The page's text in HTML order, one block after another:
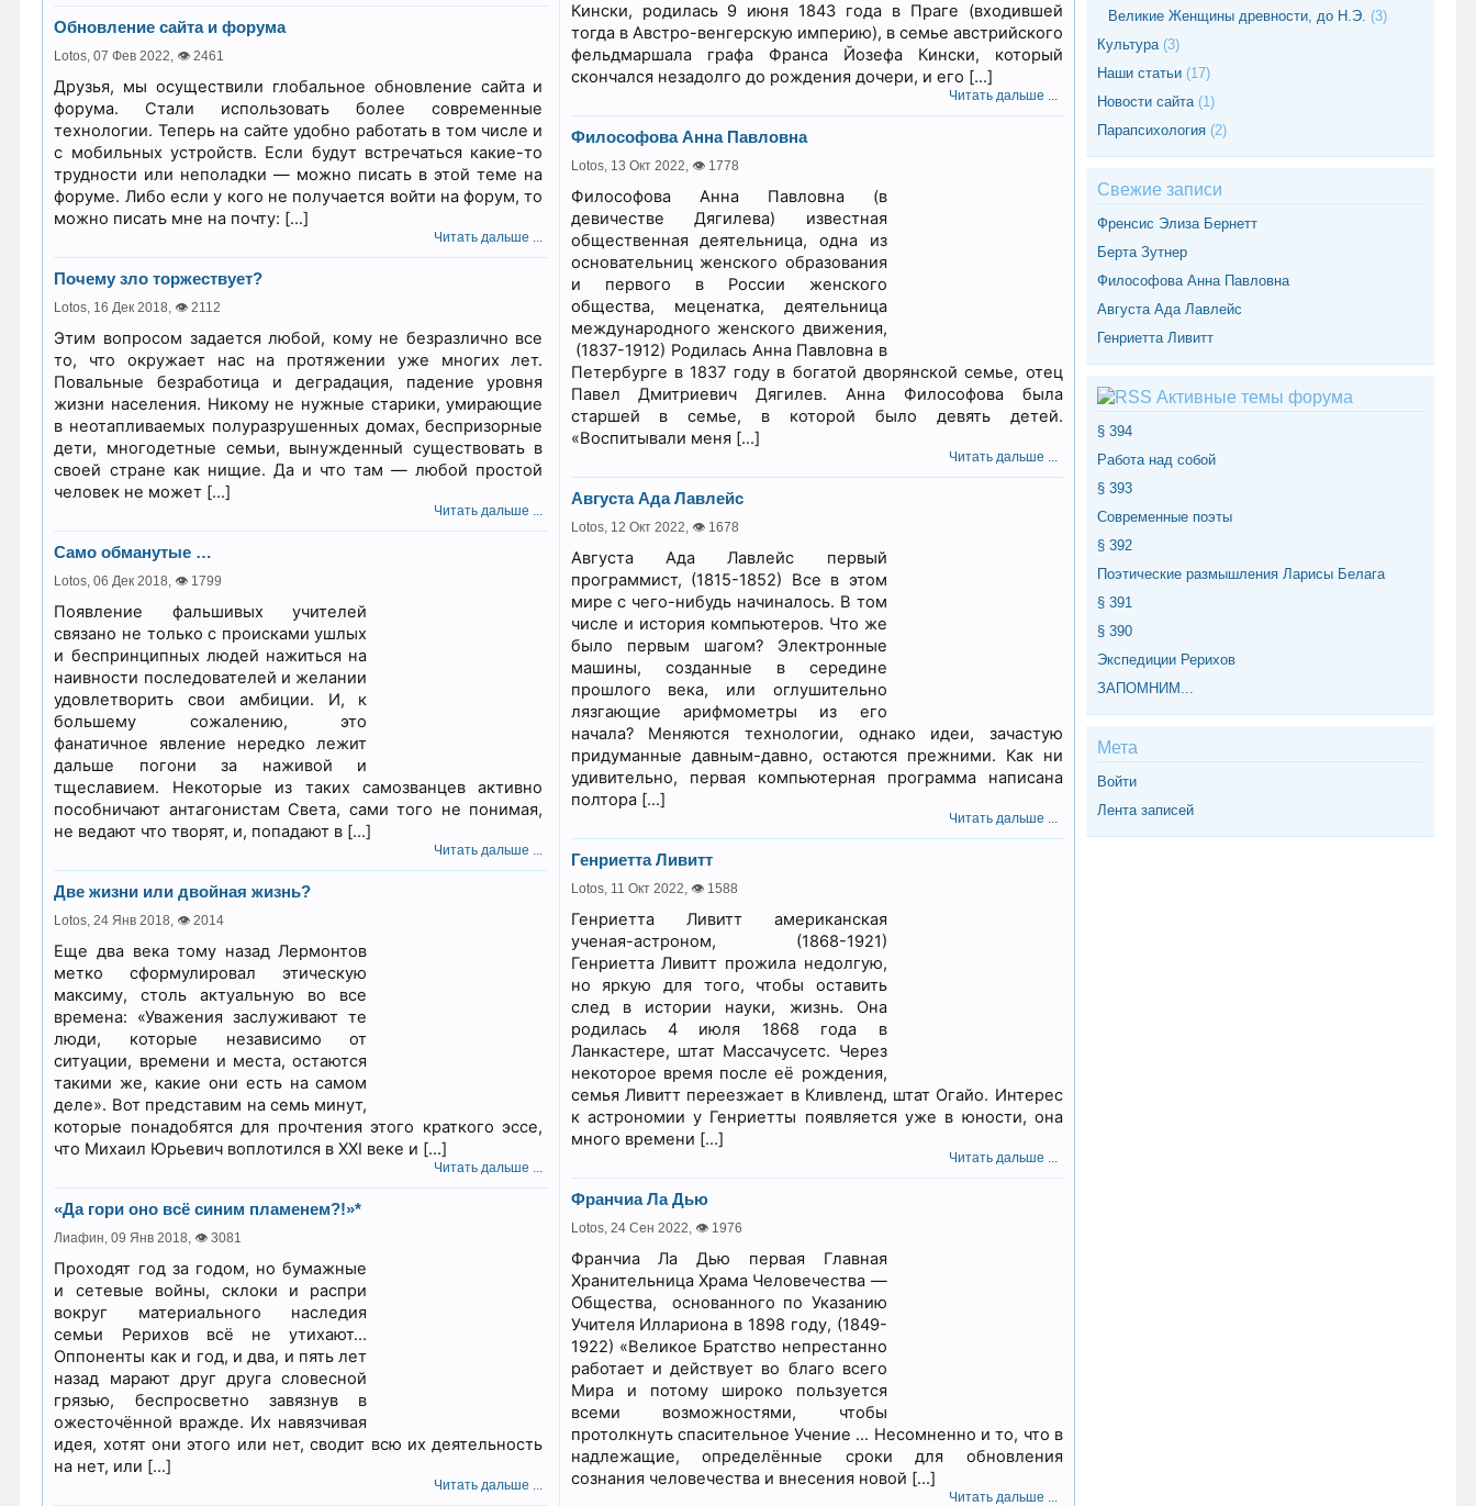
Обновление сайта и форума
Lotos,07 Фев 2022, 👁 2461
Друзья, мы осуществили глобальное обновление сайта и
форума. Стали использовать более современные
технологии. Теперь на сайте удобно работать в том числе и
с мобильных устройств. Если будут встречаться какие-то
трудности или неполадки — можно писать в этой теме на
форуме. Либо если у кого не получается войти на форум, то
можно писать мне на почту: […]
Читать дальше ...
Почему зло торжествует?
Lotos, 16 Дек 2018, 👁 2112
Этим вопросом задается любой, кому не безразлично все
то, что окружает нас на протяжении уже многих лет.
Повальные безработица и деградация, падение уровня
жизни населения. Никому не нужные старики, умирающие
в неотапливаемых полуразрушенных домах, беспризорные
дети, многодетные семьи, вынужденный существовать в
своей стране как нищие. Да и что там — любой простой
человек не может […]
Читать дальше ...
Само обманутые …
Lotos,06 Дек 2018, 👁 1799
Появление фальшивых учителей
связано не только с происками ушлых
и беспринципных людей нажиться на
наивности последователей и желании
удовлетворить свои амбиции. И, к
большему сожалению, это
фанатичное явление нередко лежит
дальше погони за наживой и
тщеславием. Некоторые из таких самозванцев активно
пособничают антагонистам Света, сами того не понимая,
не ведают что творят, и, попадают в […]
Читать дальше ...
Две жизни или двойная жизнь?
Lotos,24 Янв 2018, 👁 2014
Еще два века тому назад Лермонтов
метко сформулировал этическую
максиму, столь актуальную во все
времена: «Уважения заслуживают те
люди, которые независимо от
ситуации, времени и места, остаются
такими же, какие они есть на самом
деле». Вот представим на семь минут,
которые понадобятся для прочтения этого краткого эссе,
что Михаил Юрьевич воплотился в XXI веке и […]
Читать дальше ...
«Да гори оно всё синим пламенем?!»*
Лиафин,09 Янв 2018, 👁 3081
Проходят год за годом, но бумажные
и сетевые войны, склоки и распри
вокруг материального наследия
семьи Рерихов всё не утихают…
Оппоненты как и год, и два, и пять лет
назад марают друг друга словесной
грязью, беспросветно завязнув в
ожесточённой вражде. Их навязчивая
идея, хотят они этого или нет, сводит всю их деятельность
на нет, или […]
Читать дальше ...
Кински, родилась 9 июня 1843 года в Праге (входившей
тогда в Австро-венгерскую империю), в семье австрийского
фельдмаршала графа Франса Йозефа Кински, который
скончался незадолго до рождения дочери, и его […]
Читать дальше ...
Философова Анна Павловна
Lotos, 13 Окт 2022, 👁 1778
Философова Анна Павловна (в
девичестве Дягилева) известная
общественная деятельница, одна из
основательниц женского образования
и первого в России женского
общества, меценатка, деятельница
международного женского движения,
(1837-1912) Родилась Анна Павловна в
Петербурге в 1837 году в богатой дворянской семье, отец
Павел Дмитриевич Дягилев. Анна Философова была
старшей в семье, в которой было девять детей.
«Воспитывали меня […]
Читать дальше ...
Августа Ада Лавлейс
Lotos, 12 Окт 2022, 👁 1678
Августа Ада Лавлейс первый
программист, (1815-1852) Все в этом
мире с чего-нибудь начиналось. В том
числе и история компьютеров. Что же
было первым шагом? Электронные
машины, созданные в середине
прошлого века, или оглушительно
лязгающие арифмометры из его
начала? Меняются технологии, однако идеи, зачастую
придуманные давным-давно, остаются прежними. Как ни
удивительно, первая компьютерная программа написана
полтора […]
Читать дальше ...
Генриетта Ливитт
Lotos, 11 Окт 2022, 👁 1588
Генриетта Ливитт американская
ученая-астроном, (1868-1921)
Генриетта Ливитт прожила недолгую,
но яркую для того, чтобы оставить
след в истории науки, жизнь. Она
родилась 4 июля 1868 года в
Ланкастере, штат Массачусетс. Через
некоторое время после её рождения,
семья Ливитт переезжает в Кливленд, штат Огайо. Интерес
к астрономии у Генриетты появляется уже в юности, она
много времени […]
Читать дальше ...
Франчиа Ла Дью
Lotos, 24 Сен 2022, 👁 1976
Франчиа Ла Дью первая Главная
Хранительница Храма Человечества —
Общества, основанного по Указанию
Учителя Иллариона в 1898 году, (1849-
1922) «Великое Братство непрестанно
работает и действует во благо всего
Мира и потому широко пользуется
всеми возможностями, чтобы
протолкнуть спасительное Учение … Несомненно и то, что в
надлежащие, определённые сроки для обновления
сознания человечества и внесения новой […]
Читать дальше ...
Великие Женщины древности, до Н.Э. (3)
Культура(3)
Наши статьи(17)
Новости сайта(1)
Парапсихология(2)
Свежие записи
Френсис Элиза Бернетт
Берта Зутнер
Философова Анна Павловна
Августа Ада Лавлейс
Генриетта Ливитт
Активные темы форума
§ 394
Работа над собой
§ 393
Современные поэты
§ 392
Поэтические размышления Ларисы Белага
§ 391
§ 390
Экспедиции Рерихов
ЗАПОМНИМ...
Мета
Войти
Лента записей